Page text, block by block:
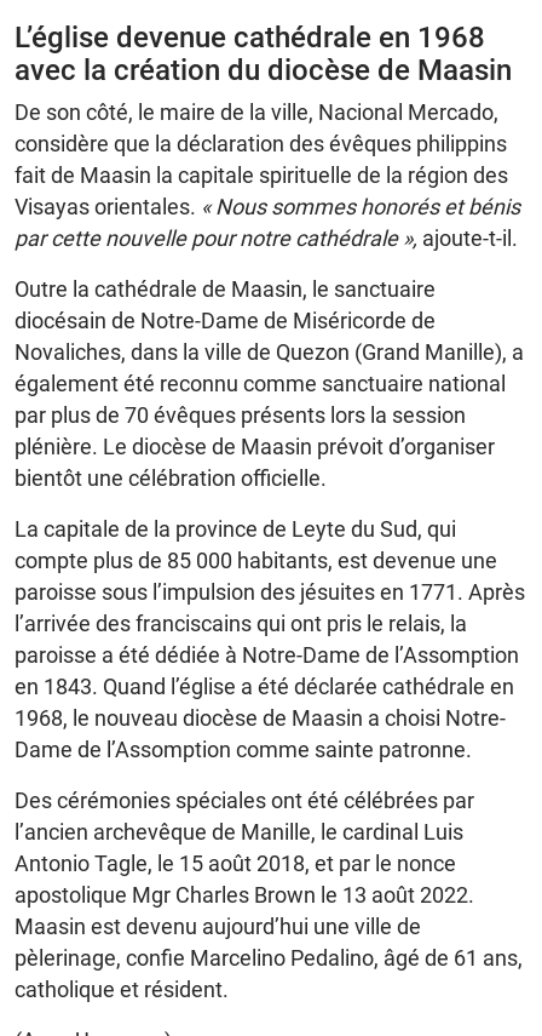
L’église devenue cathédrale en 1968
avec la création du diocèse de Maasin
De son côté, le maire de la ville, Nacional Mercado,
considère que la déclaration des évêques philippins
fait de Maasin la capitale spirituelle de la région des
Visayas orientales. « Nous sommes honorés et bénis
par cette nouvelle pour notre cathédrale », ajoute-t-il.
Outre la cathédrale de Maasin, le sanctuaire
diocésain de Notre-Dame de Miséricorde de
Novaliches, dans la ville de Quezon (Grand Manille), a
également été reconnu comme sanctuaire national
par plus de 70 évêques présents lors la session
plénière. Le diocèse de Maasin prévoit d’organiser
bientôt une célébration officielle.
La capitale de la province de Leyte du Sud, qui
compte plus de 85 000 habitants, est devenue une
paroisse sous l’impulsion des jésuites en 1771. Après
l’arrivée des franciscains qui ont pris le relais, la
paroisse a été dédiée à Notre-Dame de l’Assomption
en 1843. Quand l’église a été déclarée cathédrale en
1968, le nouveau diocèse de Maasin a choisi Notre-
Dame de l’Assomption comme sainte patronne.
Des cérémonies spéciales ont été célébrées par
l’ancien archevêque de Manille, le cardinal Luis
Antonio Tagle, le 15 août 2018, et par le nonce
apostolique Mgr Charles Brown le 13 août 2022.
Maasin est devenu aujourd’hui une ville de
pèlerinage, confie Marcelino Pedalino, âgé de 61 ans,
catholique et résident.